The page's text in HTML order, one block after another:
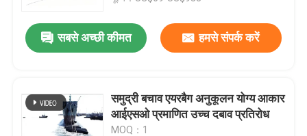
सबसे अच्छी कीमत हमसे संपर्क करें
समुद्री बचाव एयरबैग अनुकूलन योग्य आकार
आईएसओ प्रमाणित उच्च दबाव प्रतिरोध
MOQ：1